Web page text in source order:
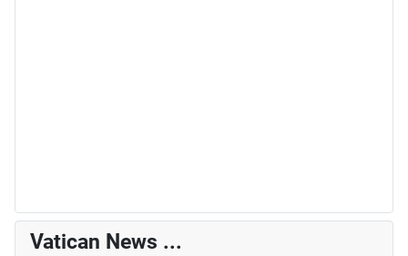
Vatican News ...